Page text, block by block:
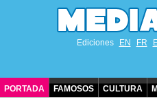
Ediciones EN FR
PORTADA FAMOSOS CULTURA